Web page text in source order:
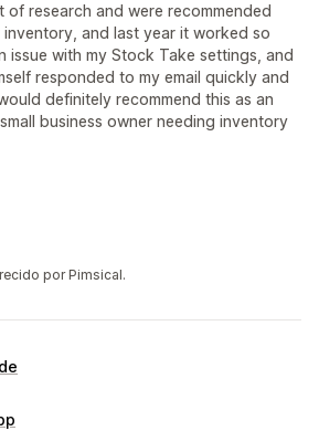
of research and were recommended
and last year it worked so
issue with my Stock Take settings, and
responded to my email quickly and
definitely recommend this as an
business owner needing inventory
por Pimsical.